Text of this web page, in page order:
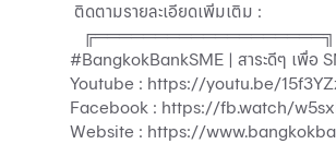
ติดตามรายละเอียดเพิ่มเติม :
╔═══════════════════╗
#BangkokBankSME | สาระดีๆ เพื่อ
Youtube : https://youtu.be/
Facebook : https://fb.watch/
Website : https://